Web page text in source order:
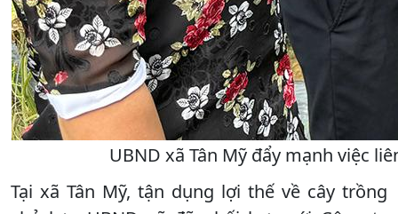
UBND xã Tân Mỹ đẩy mạnh việc
Tại xã Tân Mỹ, tận dụng lợi thế về cây trồng